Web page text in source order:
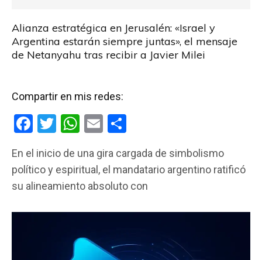
Alianza estratégica en Jerusalén: «Israel y
Argentina estarán siempre juntas», el mensaje
de Netanyahu tras recibir a Javier Milei
Compartir en mis redes:
F
ce
b
o
T
tt
er
W
at
s
p
p
E
ail m
p
tir
En el inicio de una gira cargada de simbolismo
político y espiritual, el mandatario argentino ratificó
su alineamiento absoluto con